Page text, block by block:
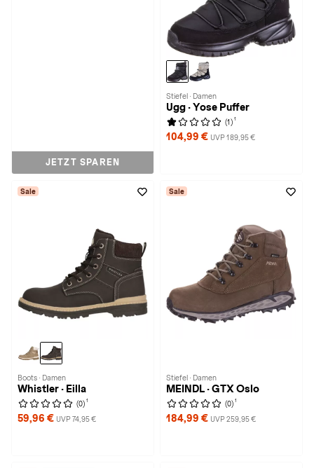
JETZT SPAREN
Stiefel · Damen
Ugg · Yose Puffer
(1) 1
104,99 € UVP 189,95 €
Sale
Boots · Damen
Whistler · Eilla
(0) 1
59,96 € UVP 74,95 €
Sale
Stiefel · Damen
MEINDL · GTX Oslo
(0) 1
184,99 € UVP 259,95 €